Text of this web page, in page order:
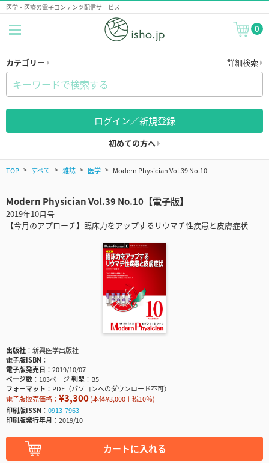
医学・医療の電子コンテンツ配信サービス
0
カテゴリー 詳細検索
ログイン／新規登録
初めての方へ
TOP すべて 雑誌 医学 Modern Physician Vol.39 No.10
Modern Physician Vol.39 No.10【電子版】
2019年10月号
【今月のアプローチ】臨床力をアップするリウマチ性疾患と皮膚症状
出版社
新興医学出版社
電子版ISBN
電子版発売日
2019/10/07
ページ数
103ページ判型
B5
フォーマット
PDF（パソコンへのダウンロード不可）
電子版販売価格： ¥3,300(本体¥3,000＋税10％)
印刷版ISSN
0913-7963
印刷版発行年月
2019/10
カートに入れる